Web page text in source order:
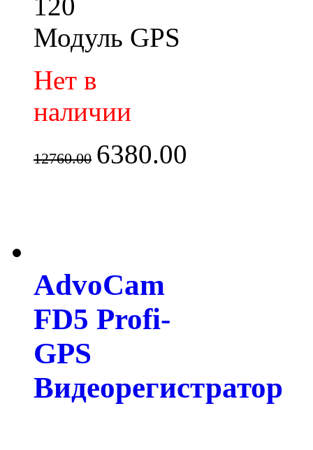
120
Модуль GPS
Нет в
наличии
12760.00 6380.00
AdvoCam
FD5 Profi-
GPS
Видеорегистратор